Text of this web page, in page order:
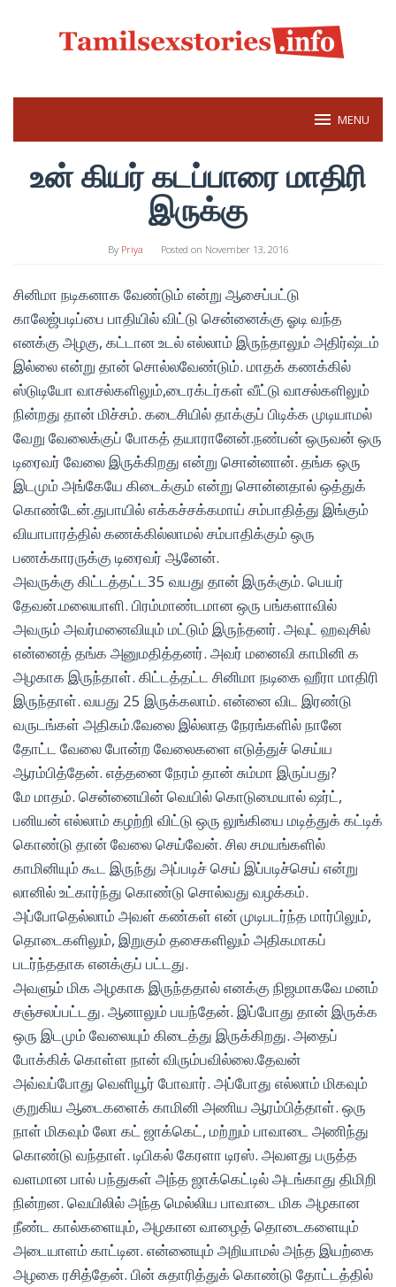
MENU
உன் கியர் கடப்பாரை மாதிரி
இருக்கு
By Priya Posted on November 13, 2016
சினிமா நடிகனாக வேண்டும் என்று ஆசைப்பட்டு
காலேஜ்படிப்பை பாதியில் விட்டு சென்னைக்கு ஓடி வந்த
எனக்கு அழகு, கட்டான உடல் எல்லாம் இருந்தாலும் அதிர்ஷ்டம்
இல்லை என்று தான் சொல்லவேண்டும். மாதக் கணக்கில்
ஸ்டுடியோ வாசல்களிலும்,டைரக்டர்கள் வீட்டு வாசல்களிலும்
நின்றது தான் மிச்சம். கடைசியில் தாக்குப் பிடிக்க முடியாமல்
வேறு வேலைக்குப் போகத் தயாரானேன்.நண்பன் ஒருவன் ஒரு
டிரைவர் வேலை இருக்கிறது என்று சொன்னான். தங்க ஒரு
இடமும் அங்கேயே கிடைக்கும் என்று சொன்னதால் ஒத்துக்
கொண்டேன்.துபாயில் எக்கச்சக்கமாய் சம்பாதித்து இங்கும்
வியாபாரத்தில் கணக்கில்லாமல் சம்பாதிக்கும் ஒரு
பணக்காரருக்கு டிரைவர் ஆனேன்.
அவருக்கு கிட்டத்தட்ட35 வயது தான் இருக்கும். பெயர்
தேவன்.மலையாளி. பிரம்மாண்டமான ஒரு பங்களாவில்
அவரும் அவர்மனைவியும் மட்டும் இருந்தனர். அவுட் ஹவுசில்
என்னைத் தங்க அனுமதித்தனர். அவர் மனைவி காமினி க
அழகாக இருந்தாள். கிட்டத்தட்ட சினிமா நடிகை ஹீரா மாதிரி
இருந்தாள். வயது 25 இருக்கலாம். என்னை விட இரண்டு
வருடங்கள் அதிகம்.வேலை இல்லாத நேரங்களில் நானே
தோட்ட வேலை போன்ற வேலைகளை எடுத்துச் செய்ய
ஆரம்பித்தேன். எத்தனை நேரம் தான் சும்மா இருப்பது?
மே மாதம். சென்னையின் வெயில் கொடுமையால் ஷர்ட்,
பனியன் எல்லாம் கழற்றி விட்டு ஒரு லுங்கியை மடித்துக் கட்டிக்
கொண்டு தான் வேலை செய்வேன். சில சமயங்களில்
காமினியும் கூட இருந்து அப்படிச் செய் இப்படிச்செய் என்று
லானில் உட்கார்ந்து கொண்டு சொல்வது வழக்கம்.
அப்போதெல்லாம் அவள் கண்கள் என் முடிபடர்ந்த மார்பிலும்,
தொடைகளிலும், இறுகும் தசைகளிலும் அதிகமாகப்
படர்ந்ததாக எனக்குப் பட்டது.
அவளும் மிக அழகாக இருந்ததால் எனக்கு நிஜமாகவே மனம்
சஞ்சலப்பட்டது. ஆனாலும் பயந்தேன். இப்போது தான் இருக்க
ஒரு இடமும் வேலையும் கிடைத்து இருக்கிறது. அதைப்
போக்கிக் கொள்ள நான் விரும்பவில்லை.தேவன்
அவ்வப்போது வெளியூர் போவார். அப்போது எல்லாம் மிகவும்
குறுகிய ஆடைகளைக் காமினி அணிய ஆரம்பித்தாள். ஒரு
நாள் மிகவும் லோ கட் ஜாக்கெட், மற்றும் பாவாடை அணிந்து
கொண்டு வந்தாள். டிபிகல் கேரளா டிரஸ். அவளது பருத்த
வளமான பால் பந்துகள் அந்த ஜாக்கெட்டில் அடங்காது திமிறி
நின்றன. வெயிலில் அந்த மெல்லிய பாவாடை மிக அழகான
நீண்ட கால்களையும், அழகான வாழைத் தொடைகளையும்
அடையாளம் காட்டின. என்னையும் அறியாமல் அந்த இயற்கை
அழகை ரசித்தேன். பின் சுதாரித்துக் கொண்டு தோட்டத்தில்